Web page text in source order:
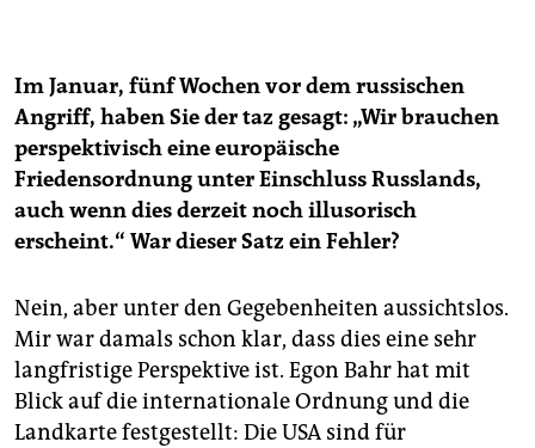
Im Januar, fünf Wochen vor dem russischen
Angriff, haben Sie der taz gesagt: „Wir brauchen
perspektivisch eine europäische
Friedensordnung unter Einschluss Russlands,
auch wenn dies derzeit noch illusorisch
erscheint.“ War dieser Satz ein Fehler?
Nein, aber unter den Gegebenheiten aussichtslos.
Mir war damals schon klar, dass dies eine sehr
langfristige Perspektive ist. Egon Bahr hat mit
Blick auf die internationale Ordnung und die
Landkarte festgestellt: Die USA sind für